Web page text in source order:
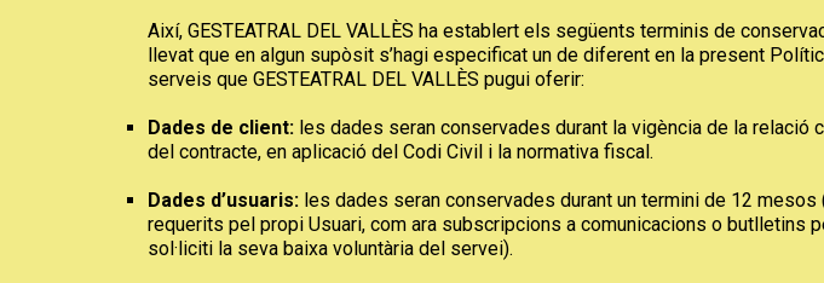
Així, GESTEATRAL DEL VALLÈS ha establert els següents terminis de
llevat que en algun supòsit s’hagi especificat un de diferent en la present
serveis que GESTEATRAL DEL VALLÈS pugui oferir:
Dades de client: les dades seran conservades durant la vigència de la
del contracte, en aplicació del Codi Civil i la normativa fiscal.
Dades d’usuaris: les dades seran conservades durant un termini de 12
requerits pel propi Usuari, com ara subscripcions a comunicacions o butlletins
sol·liciti la seva baixa voluntària del servei).